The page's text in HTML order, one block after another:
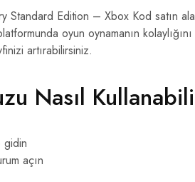
Standard Edition – Xbox Kod satın
oyun oynamanın
artırabilirsiniz.
Nasıl
gidin
açın